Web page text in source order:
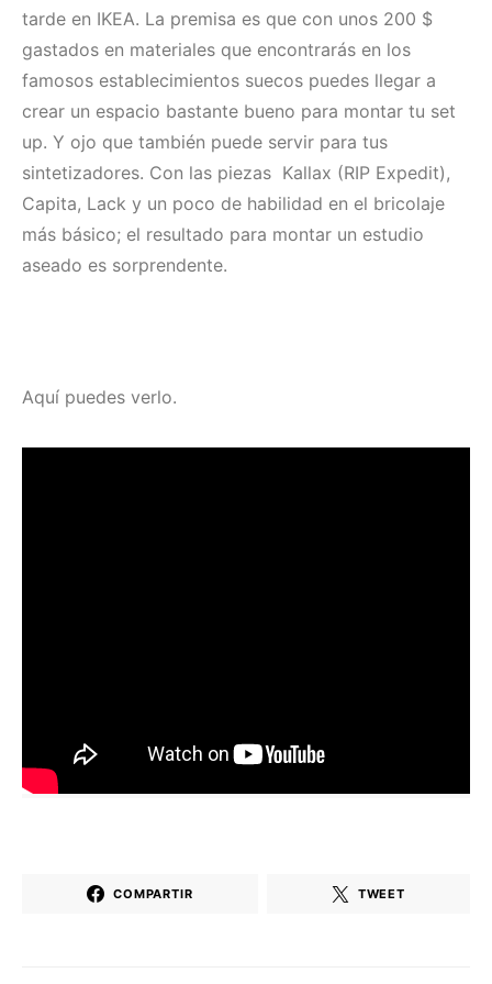
tarde en IKEA. La premisa es que con unos 200 $
gastados en materiales que encontrarás en los
famosos establecimientos suecos puedes llegar a
crear un espacio bastante bueno para montar tu set
up. Y ojo que también puede servir para tus
sintetizadores. Con las piezas Kallax (RIP Expedit),
Capita, Lack y un poco de habilidad en el bricolaje
más básico; el resultado para montar un estudio
aseado es sorprendente.
Aquí puedes verlo.
COMPARTIR TWEET